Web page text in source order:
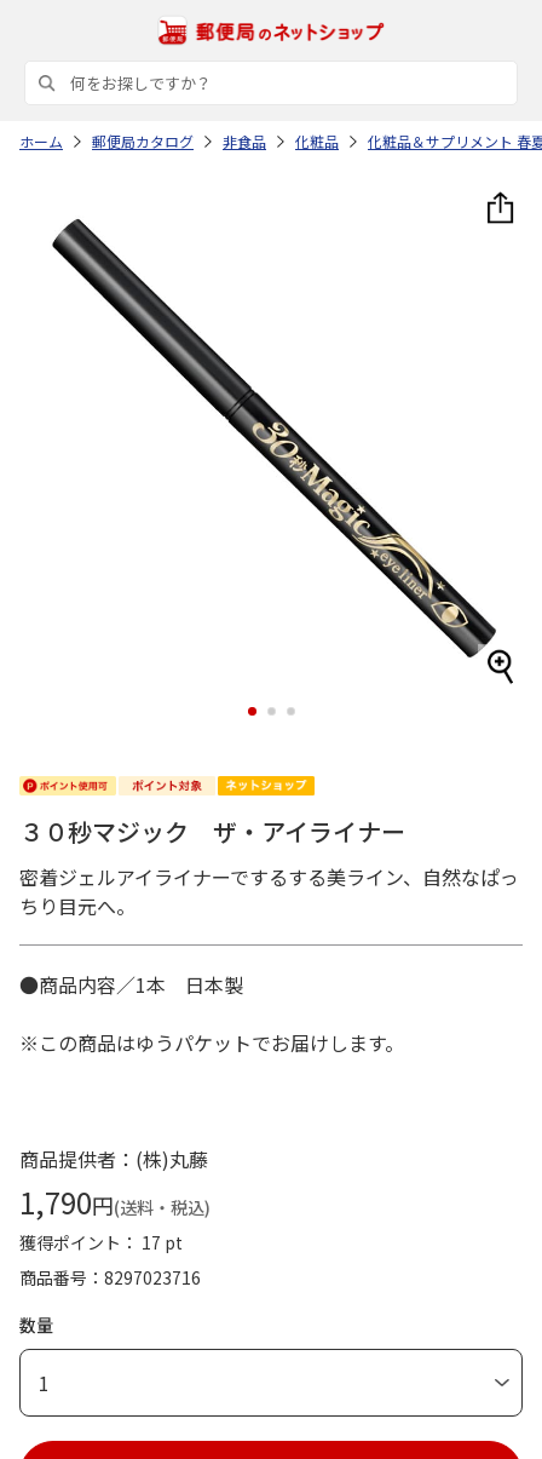
ホーム 郵便局カタログ 非食品 化粧品 化粧品＆サプリメント 春
1 2 3
３０秒マジック ザ・アイライナー
密着ジェルアイライナーでするする美ライン、自然なぱっ
ちり目元へ。
●商品内容／1本 日本製
※この商品はゆうパケットでお届けします。
商品提供者：(株)丸藤
1,790円(送料・税込)
獲得ポイント： 17 pt
商品番号
8297023716
数量
1